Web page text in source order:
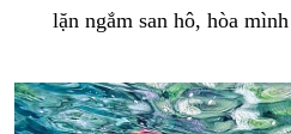
lặn ngắm san hô, hòa